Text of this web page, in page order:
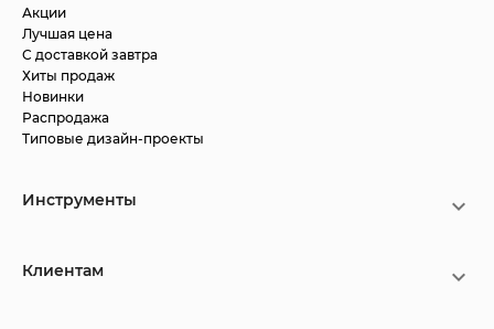
Акции
Лучшая цена
С доставкой завтра
Хиты продаж
Новинки
Распродажа
Типовые дизайн-проекты
Инструменты
Клиентам